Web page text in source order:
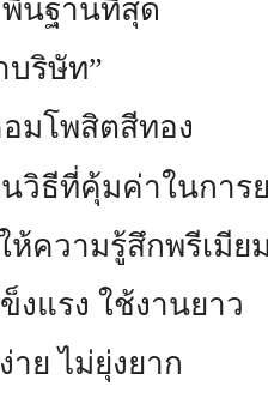
นฐานที่สุด
บริษัท”
มโพสิตสีทอง
วิธีที่คุ้มค่าในกา
ห้ความรู้สึกพรีเมีย
งแรง ใช้งานยาว
าย ไม่ยุ่งยาก